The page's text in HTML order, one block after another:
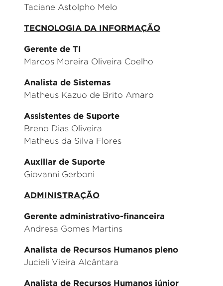
Taciane Astolpho Melo
TECNOLOGIA DA INFORMAÇÃO
Gerente de TI
Marcos Moreira Oliveira Coelho
Analista de Sistemas
Matheus Kazuo de Brito Amaro
Assistentes de Suporte
Breno Dias Oliveira
Matheus da Silva Flores
Auxiliar de Suporte
Giovanni Gerboni
ADMINISTRAÇÃO
Gerente administrativo-financeira
Andresa Gomes Martins
Analista de Recursos Humanos pleno
Jucieli Vieira Alcântara
Analista de Recursos Humanos júnior